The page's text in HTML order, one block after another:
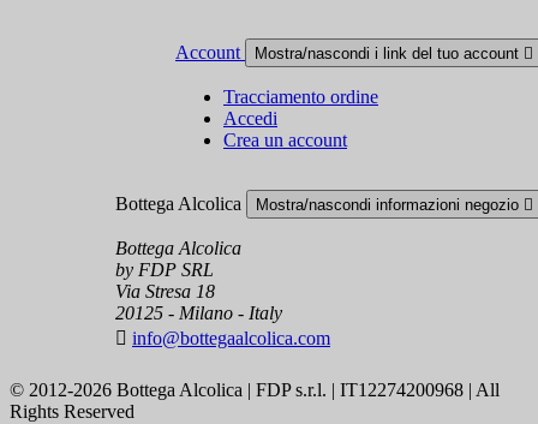
Account Mostra/nascondi i link del tuo account 
Tracciamento ordine
Accedi
Crea un account
Bottega Alcolica Mostra/nascondi informazioni negozio 
Bottega Alcolica
by FDP SRL
Via Stresa 18
20125 - Milano - Italy
 info@bottegaalcolica.com
© 2012-2026 Bottega Alcolica | FDP s.r.l. | IT12274200968 | All
Rights Reserved